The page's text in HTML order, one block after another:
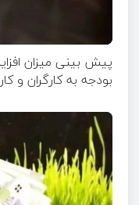
بودجه به کارگران و